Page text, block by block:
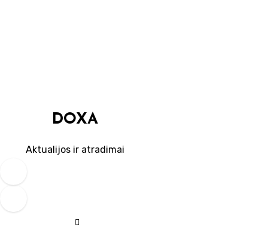
DOXA
Aktualijos ir atradimai